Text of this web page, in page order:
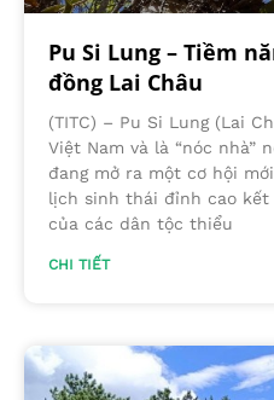
Pu Si Lung – Tiềm
đồng Lai Châu
(TITC) – Pu Si Lung (Lai
Việt Nam và là “nóc nhà”
đang mở ra một cơ hội
lịch sinh thái đỉnh cao kết
của các dân tộc thiểu
CHI TIẾT